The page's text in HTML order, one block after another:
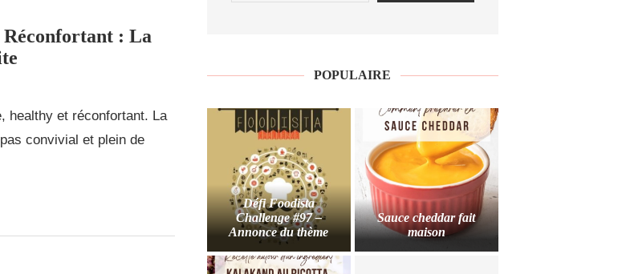
: La
healthy et réconfortant. La
convivial et plein de
POPULAIRE
Défi Foodista
Challenge #97 –
Annonce du thème
Sauce cheddar fait
maison